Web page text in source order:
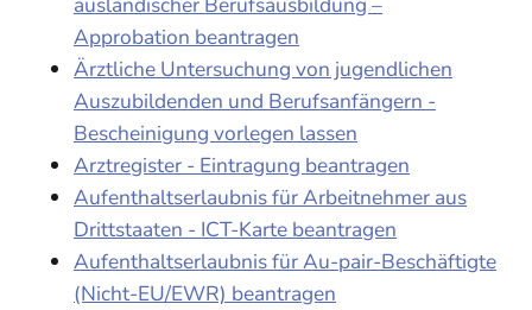
Approbation beantragen
Ärztliche Untersuchung von jugendlichen
Auszubildenden und Berufsanfängern -
Bescheinigung vorlegen lassen
Arztregister - Eintragung beantragen
Aufenthaltserlaubnis für Arbeitnehmer aus
Drittstaaten - ICT-Karte beantragen
Aufenthaltserlaubnis für Au-pair-Beschäftigte
(Nicht-EU/EWR) beantragen